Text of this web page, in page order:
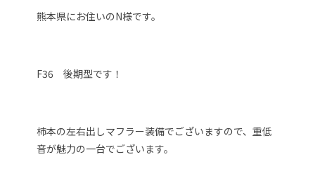
熊本県にお住いのN様です。
F36 後期型です！
柿本の左右出しマフラー装備でございますので、重低
音が魅力の一台でございます。